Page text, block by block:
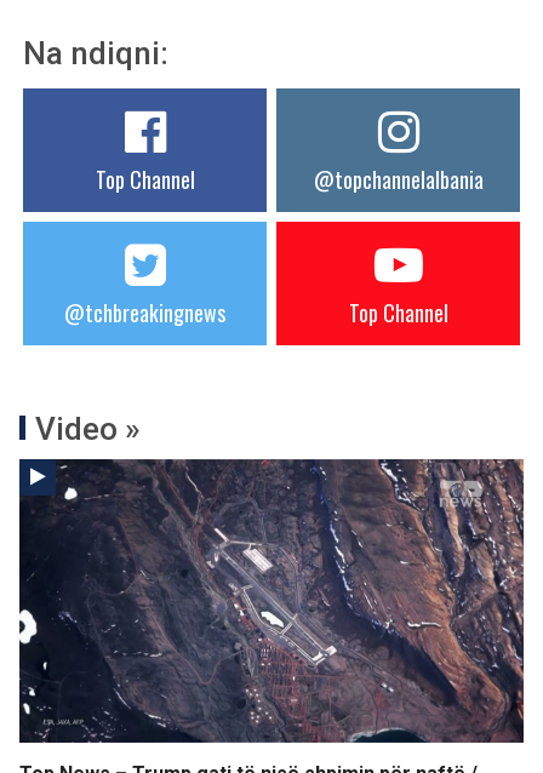
Na ndiqni:
Top Channel @topchannelalbania
@tchbreakingnews Top Channel
Video »